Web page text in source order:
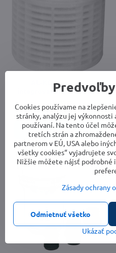
AL-KO vložka do
integrovaného filtra XXL
Skladom
15,90 €
Do košíka
Cookies používame na
stránky, analýzu jej výkonnosti
používaní. Na tento účel
tretích strán a
partnerom v EÚ, USA alebo
všetky cookies“ vyjadrujete
Nižšie môžete nájsť podrobné
Zásady ochrany
Ukázať
Odmietnuť všetko